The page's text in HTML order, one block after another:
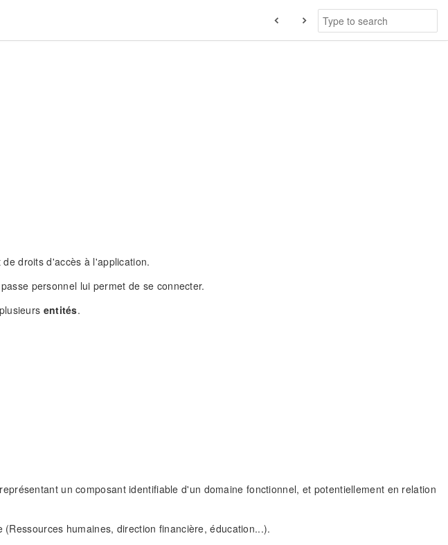
droits d'accès à l'application.
personnel lui permet de se connecter.
entités.
un composant identifiable d'un domaine fonctionnel, et potentiellement en relation
humaines, direction financière, éducation...).